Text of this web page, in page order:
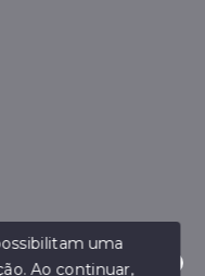
uma
Ao continuar,